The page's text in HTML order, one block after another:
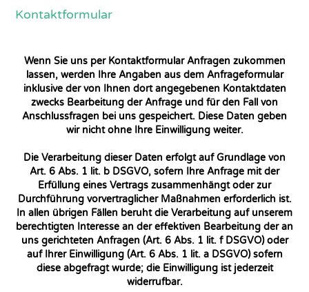
Kontaktformular
Wenn Sie uns per Kontaktformular Anfragen zukommen
lassen, werden Ihre Angaben aus dem Anfrageformular
inklusive der von Ihnen dort angegebenen Kontaktdaten
zwecks Bearbeitung der Anfrage und für den Fall von
Anschlussfragen bei uns gespeichert. Diese Daten geben
wir nicht ohne Ihre Einwilligung weiter.
Die Verarbeitung dieser Daten erfolgt auf Grundlage von
Art. 6 Abs. 1 lit. b DSGVO, sofern Ihre Anfrage mit der
Erfüllung eines Vertrags zusammenhängt oder zur
Durchführung vorvertraglicher Maßnahmen erforderlich ist.
In allen übrigen Fällen beruht die Verarbeitung auf unserem
berechtigten Interesse an der effektiven Bearbeitung der an
uns gerichteten Anfragen (Art. 6 Abs. 1 lit. f DSGVO) oder
auf Ihrer Einwilligung (Art. 6 Abs. 1 lit. a DSGVO) sofern
diese abgefragt wurde; die Einwilligung ist jederzeit
widerrufbar.